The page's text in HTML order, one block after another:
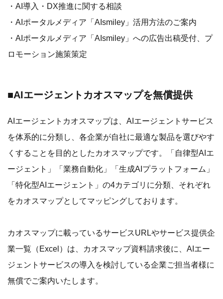
・AI導入・DX推進に関する相談
・AIポータルメディア「AIsmiley」活用方法のご案内
・AIポータルメディア「AIsmiley」への広告出稿受付、プ
ロモーション施策策定
■AIエージェントカオスマップを無償提供
AIエージェントカオスマップは、AIエージェントサービス
を体系的に分類し、各企業が自社に最適な製品を選びやす
くすることを目的としたカオスマップです。「自律型AIエ
ージェント」「業務自動化」「生成AIプラットフォーム」
「特化型AIエージェント」の4カテゴリに分類、それぞれ
をカオスマップとしてマッピングしております。
カオスマップに載っているサービスURLやサービス提供企
業一覧（Excel）は、カオスマップ資料請求後に、AIエー
ジェントサービスの導入を検討している企業ご担当者様に
無償でご案内いたします。